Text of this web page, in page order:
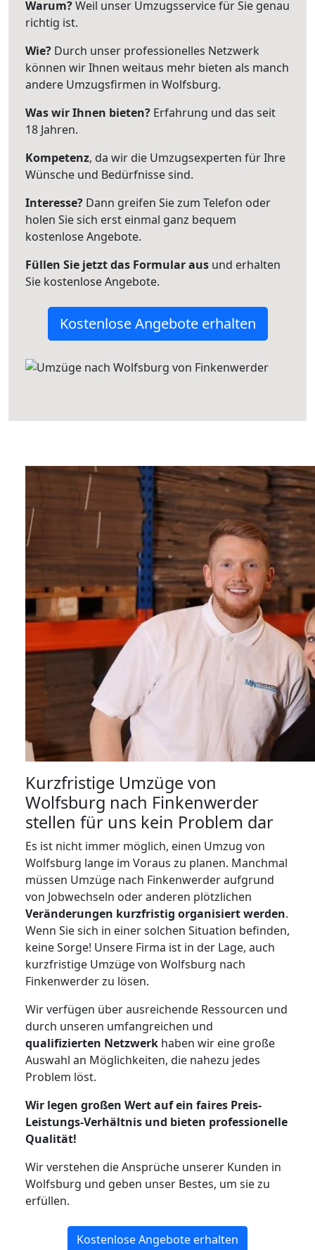
Warum?Weil unser Umzugsservice für Sie genau
richtig ist.
Wie? Durch unser professionelles Netzwerk
können wir Ihnen weitaus mehr bieten als manch
andere Umzugsfirmen in Wolfsburg.
Was wir Ihnen bieten? Erfahrung und das seit
18 Jahren.
Kompetenz, da wir die Umzugsexperten für Ihre
Wünsche und Bedürfnisse sind.
Interesse? Dann greifen Sie zum Telefon oder
holen Sie sich erst einmal ganz bequem
kostenlose Angebote.
Füllen Sie jetzt das Formular aus und erhalten
Sie kostenlose Angebote.
Kostenlose Angebote erhalten
Kurzfristige Umzüge von
Wolfsburg nach Finkenwerder
stellen für uns kein Problem dar
Es ist nicht immer möglich, einen Umzug von
Wolfsburg lange im Voraus zu planen. Manchmal
müssen Umzüge nach Finkenwerder aufgrund
von Jobwechseln oder anderen plötzlichen
Veränderungen kurzfristig organisiert werden.
Wenn Sie sich in einer solchen Situation befinden,
keine Sorge! Unsere Firma ist in der Lage, auch
kurzfristige Umzüge von Wolfsburg nach
Finkenwerder zu lösen.
Wir verfügen über ausreichende Ressourcen und
durch unseren umfangreichen und
qualifizierten Netzwerk haben wir eine große
Auswahl an Möglichkeiten, die nahezu jedes
Problem löst.
Wir legen großen Wert auf ein faires Preis-
Leistungs-Verhältnis und bieten professionelle
Qualität!
Wir verstehen die Ansprüche unserer Kunden in
Wolfsburg und geben unser Bestes, um sie zu
erfüllen.
Kostenlose Angebote erhalten